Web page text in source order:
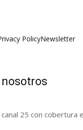
PolicyNewsletter
25 con cobertura